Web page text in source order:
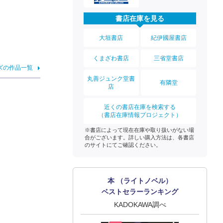
の作品一覧
書店在庫を見る
大垣書店 紀伊國屋書店
くまざわ書店 三省堂書店
丸善ジュンク堂書
店
有隣堂
近くの書店在庫を検索する
（書店在庫情報プロジェクト）
※書店によって現在在庫や取り扱いがない場
合がございます。詳しい購入方法は、各書店
のサイトにてご確認ください。
本 （ライトノベル）
ベストセラーランキング
KADOKAWA調べ